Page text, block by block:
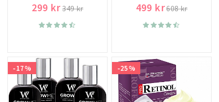
299 kr349 kr 499 kr608 kr
-17% -25%